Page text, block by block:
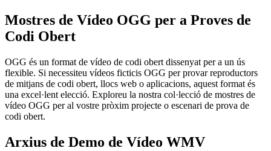
Mostres de Vídeo OGG per a Proves de
Codi Obert
OGG és un format de vídeo de codi obert dissenyat per a un ús
flexible. Si necessiteu vídeos ficticis OGG per provar reproductors
de mitjans de codi obert, llocs web o aplicacions, aquest format és
una excel·lent elecció. Exploreu la nostra col·lecció de mostres de
vídeo OGG per al vostre pròxim projecte o escenari de prova de
codi obert.
Arxius de Demo de Vídeo WMV